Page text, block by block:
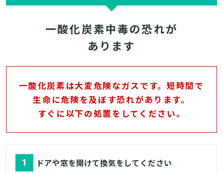
一酸化炭素中毒の恐れが
あります
一酸化炭素は大変危険なガスです。短時間で
生命に危険を及ぼす恐れがあります。
すぐに以下の処置をしてください。
1 ドアや窓を開けて換気をしてください